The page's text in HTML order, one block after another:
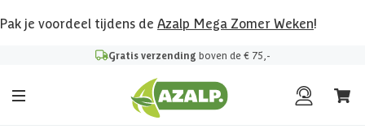
Pak je voordeel tijdens de Azalp Mega Zomer Weken!
Gratis verzending boven de € 75,-